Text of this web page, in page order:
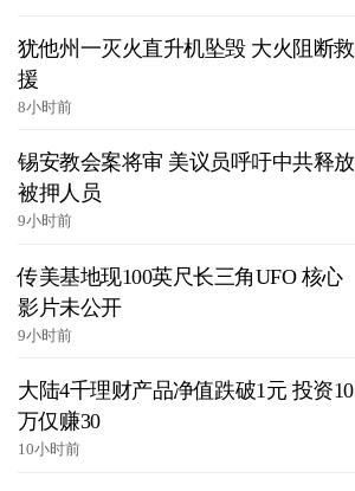
犹他州一灭火直升机坠毁 大火阻断救
援
8小时前
锡安教会案将审 美议员呼吁中共释放
被押人员
9小时前
传美基地现100英尺长三角UFO 核心
影片未公开
9小时前
大陆4千理财产品净值跌破1元 投资10
万仅赚30
10小时前